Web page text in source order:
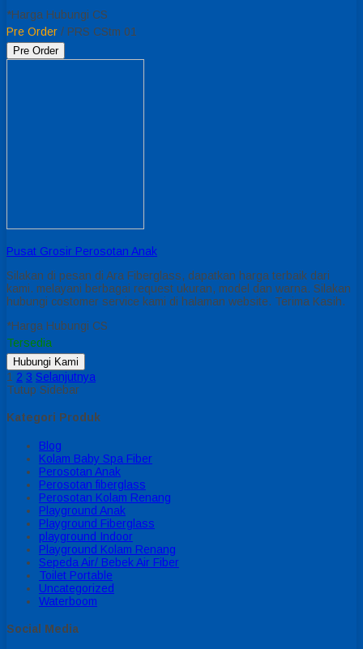
*Harga Hubungi CS
Pre Order / PRS CStm 01
Pre Order
Pusat Grosir Perosotan Anak
Silakan di pesan di Ara Fiberglass, dapatkan harga terbaik dari
kami. melayani berbagai request ukuran, model dan warna. Silakan
hubungi costomer service kami di halaman website. Terima Kasih.
*Harga Hubungi CS
Tersedia
Hubungi Kami
1 2 3 Selanjutnya
Tutup Sidebar
Kategori Produk
Blog
Kolam Baby Spa Fiber
Perosotan Anak
Perosotan fiberglass
Perosotan Kolam Renang
Playground Anak
Playground Fiberglass
playground Indoor
Playground Kolam Renang
Sepeda Air/ Bebek Air Fiber
Toilet Portable
Uncategorized
Waterboom
Social Media